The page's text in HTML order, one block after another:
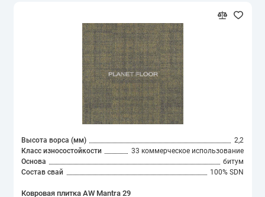
Высота ворса (мм)
2,2
Класс износостойкости
33 коммерческое использование
Основа
битум
Состав свай
100% SDN
Ковровая плитка AW Mantra 29